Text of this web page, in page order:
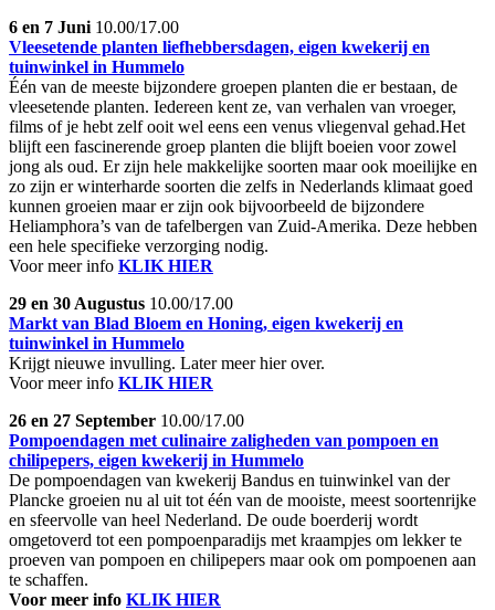
6 en 7 Juni 10.00/17.00
Vleesetende planten liefhebbersdagen, eigen kwekerij en
tuinwinkel in Hummelo
Één van de meeste bijzondere groepen planten die er bestaan, de
vleesetende planten. Iedereen kent ze, van verhalen van vroeger,
films of je hebt zelf ooit wel eens een venus vliegenval gehad.Het
blijft een fascinerende groep planten die blijft boeien voor zowel
jong als oud. Er zijn hele makkelijke soorten maar ook moeilijke en
zo zijn er winterharde soorten die zelfs in Nederlands klimaat goed
kunnen groeien maar er zijn ook bijvoorbeeld de bijzondere
Heliamphora’s van de tafelbergen van Zuid-Amerika. Deze hebben
een hele specifieke verzorging nodig.
Voor meer info KLIK HIER
29 en 30 Augustus 10.00/17.00
Markt van Blad Bloem en Honing, eigen kwekerij en
tuinwinkel in Hummelo
Krijgt nieuwe invulling. Later meer hier over.
Voor meer info KLIK HIER
26 en 27 September 10.00/17.00
Pompoendagen met culinaire zaligheden van pompoen en
chilipepers, eigen kwekerij in Hummelo
De pompoendagen van kwekerij Bandus en tuinwinkel van der
Plancke groeien nu al uit tot één van de mooiste, meest soortenrijke
en sfeervolle van heel Nederland. De oude boerderij wordt
omgetoverd tot een pompoenparadijs met kraampjes om lekker te
proeven van pompoen en chilipepers maar ook om pompoenen aan
te schaffen.
Voor meer info KLIK HIER